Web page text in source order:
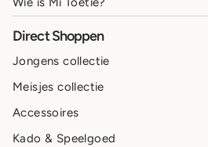
Direct Shoppen
Jongens collectie
Meisjes collectie
Accessoires
Kado & Speelgoed